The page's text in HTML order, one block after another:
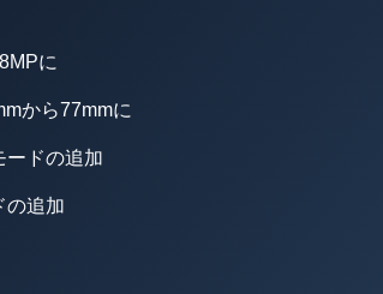
に
から77mmに
ードの追加
の追加